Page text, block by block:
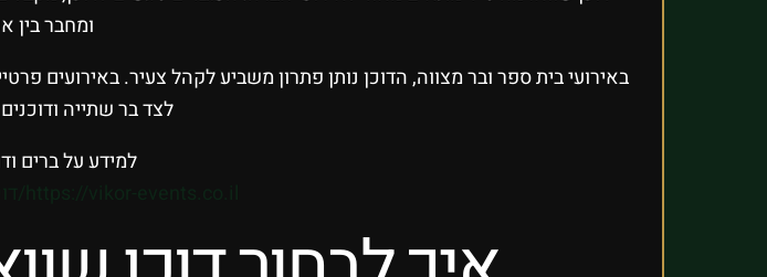
ומחבר בין
באירועי בית ספר ובר מצווה, הדוכן נותן פתרון משביע לקהל צעיר. באירועים
לצד בר שתייה
למידע על ברים